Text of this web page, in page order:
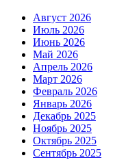
Август 2026
Июль 2026
Июнь 2026
Май 2026
Апрель 2026
Март 2026
Февраль 2026
Январь 2026
Декабрь 2025
Ноябрь 2025
Октябрь 2025
Сентябрь 2025